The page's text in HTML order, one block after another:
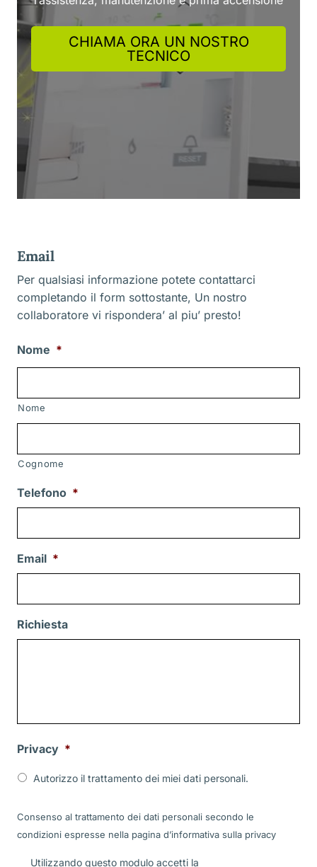
CHIAMA ORA UN NOSTRO
TECNICO
Email
Per qualsiasi informazione potete contattarci
completando il form sottostante, Un nostro
collaboratore vi rispondera’ al piu’ presto!
Nome *
Nome
Cognome
Telefono *
Email *
Richiesta
Privacy *
Autorizzo il trattamento dei miei dati personali.
Consenso al trattamento dei dati personali secondo le
condizioni espresse nella pagina d’informativa sulla privacy
Utilizzando questo modulo accetti la